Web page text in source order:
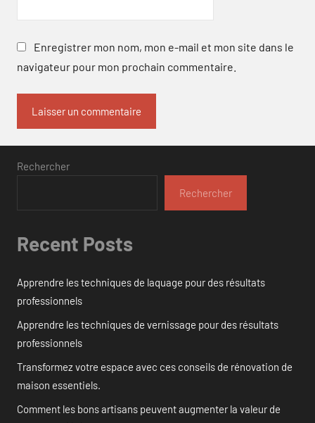
Enregistrer mon nom, mon e-mail et mon site dans le
navigateur pour mon prochain commentaire.
Rechercher
Rechercher
Recent Posts
Apprendre les techniques de laquage pour des résultats
professionnels
Apprendre les techniques de vernissage pour des résultats
professionnels
Transformez votre espace avec ces conseils de rénovation de
maison essentiels.
Comment les bons artisans peuvent augmenter la valeur de